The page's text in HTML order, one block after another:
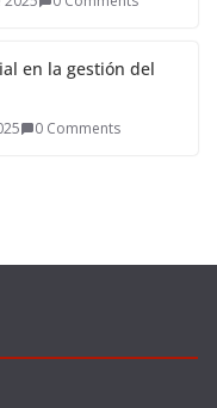
en la gestión del
0 Comments